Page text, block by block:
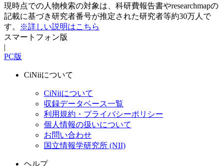
現時点での人物検索の対象は、科研費報告書やresearchmapの
記載に基づき研究者番号が推定された研究者等約30万人で
す。
※詳しい説明はこちら
スマートフォン版
|
PC版
CiNiiについて
CiNiiについて
収録データベース一覧
利用規約・プライバシーポリシー
個人情報の扱いについて
お問い合わせ
国立情報学研究所 (NII)
ヘルプ